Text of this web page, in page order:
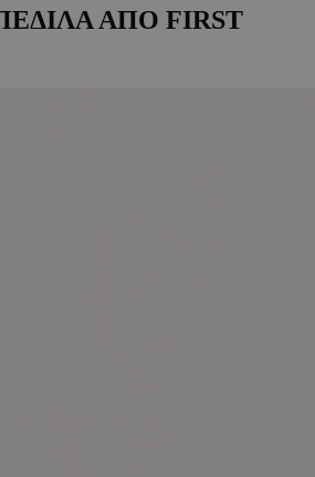
ΑΠΟ FIRST